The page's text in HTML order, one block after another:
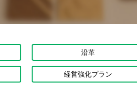
沿革
経営強化プラン